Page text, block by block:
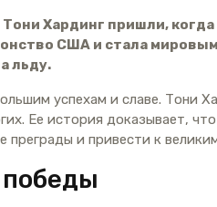
Хардинг пришли, когда
США и стала
льду.
успехам и славе. Тони
Ее история доказывает,
преграды и привести к